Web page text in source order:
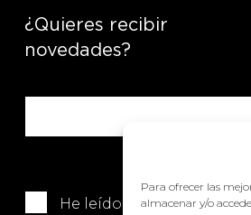
Para ofrecer las
almacenar y/o
¿Quieres recibir
novedades?
He leído y acepto la